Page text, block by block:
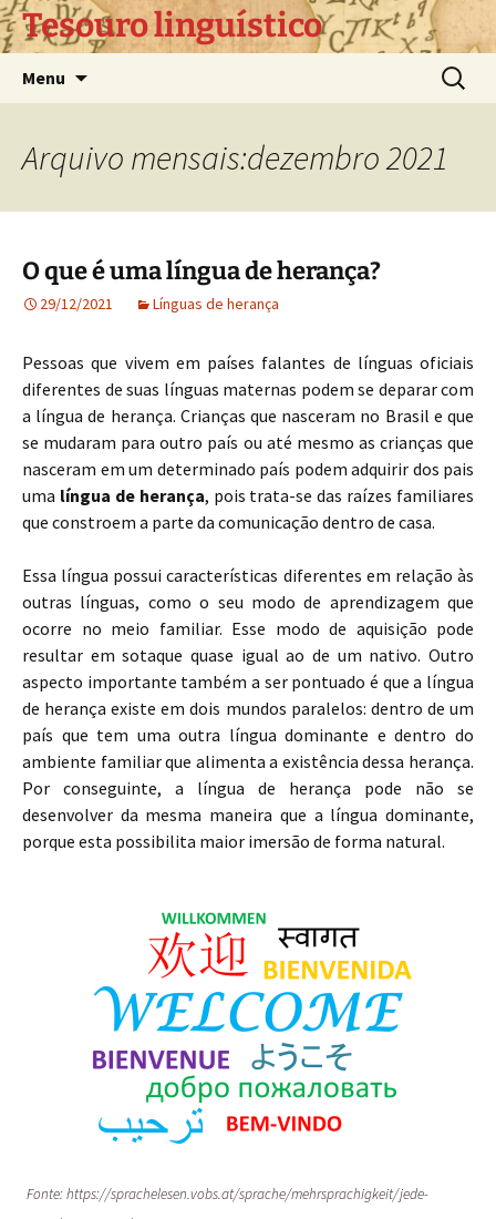
Pular
paraTesouro linguístico
Menu
por:
Arquivo mensais:dezembro 2021
O que é uma língua de herança?
29/12/2021 Línguas de herança
Pessoas que vivem em países falantes de línguas oficiais
diferentes de suas línguas maternas podem se deparar com
a língua de herança. Crianças que nasceram no Brasil e que
se mudaram para outro país ou até mesmo as crianças que
nasceram em um determinado país podem adquirir dos pais
uma língua de herança, pois trata-se das raízes familiares
que constroem a parte da comunicação dentro de casa.
Essa língua possui características diferentes em relação às
outras línguas, como o seu modo de aprendizagem que
ocorre no meio familiar. Esse modo de aquisição pode
resultar em sotaque quase igual ao de um nativo. Outro
aspecto importante também a ser pontuado é que a língua
de herança existe em dois mundos paralelos: dentro de um
país que tem uma outra língua dominante e dentro do
ambiente familiar que alimenta a existência dessa herança.
Por conseguinte, a língua de herança pode não se
desenvolver da mesma maneira que a língua dominante,
porque esta possibilita maior imersão de forma natural.
Fonte: https://sprachelesen.vobs.at/sprache/mehrsprachigkeit/jede-